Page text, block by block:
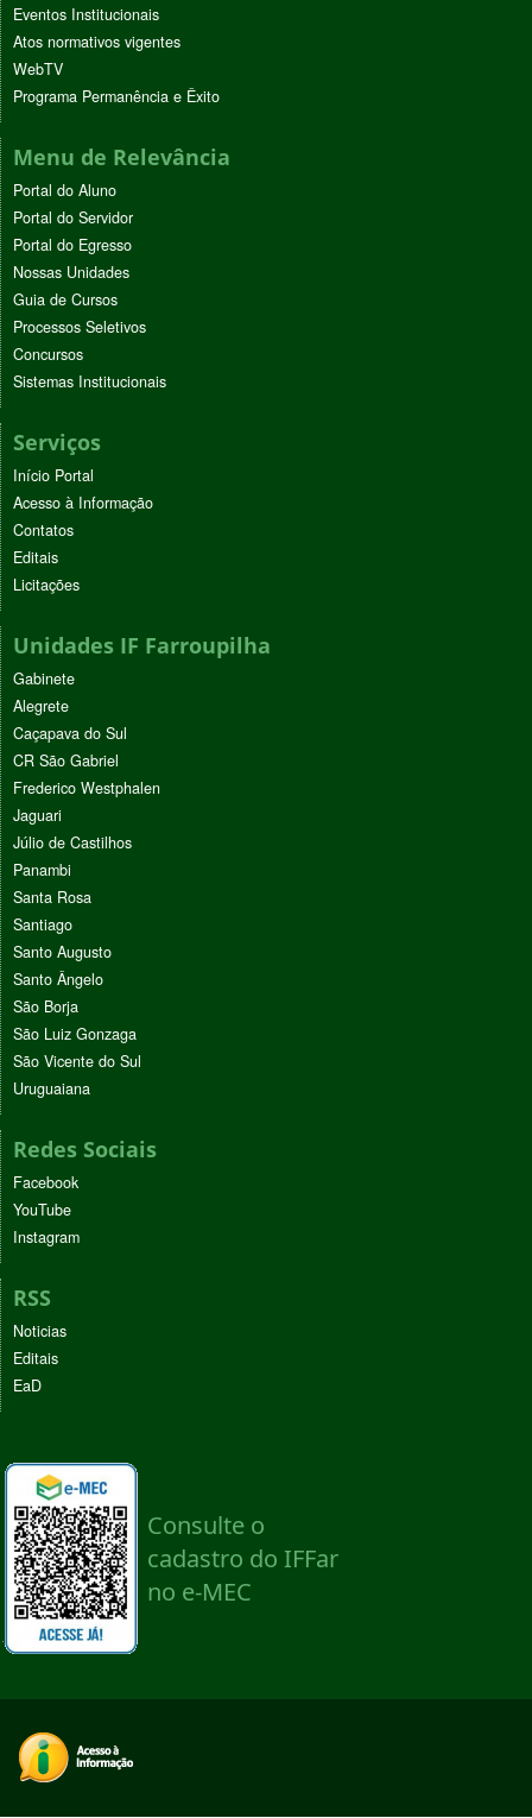
Eventos Institucionais
Atos normativos vigentes
WebTV
Programa Permanência e Êxito
Menu de Relevância
Portal do Aluno
Portal do Servidor
Portal do Egresso
Nossas Unidades
Guia de Cursos
Processos Seletivos
Concursos
Sistemas Institucionais
Serviços
Início Portal
Acesso à Informação
Contatos
Editais
Licitações
Unidades IF Farroupilha
Gabinete
Alegrete
Caçapava do Sul
CR São Gabriel
Frederico Westphalen
Jaguari
Júlio de Castilhos
Panambi
Santa Rosa
Santiago
Santo Augusto
Santo Ângelo
São Borja
São Luiz Gonzaga
São Vicente do Sul
Uruguaiana
Redes Sociais
Facebook
YouTube
Instagram
RSS
Noticias
Editais
EaD